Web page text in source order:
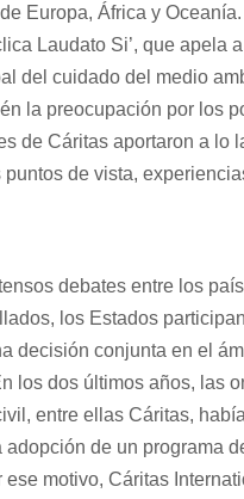
Europa, África y
Laudato Si’, que apela
del cuidado del medio
la preocupación por los
de Cáritas aportaron a lo
de vista,
debates entre los
los Estados
decisión conjunta en el
los dos últimos años, las
entre ellas Cáritas,
de un programa
ese motivo, Cáritas